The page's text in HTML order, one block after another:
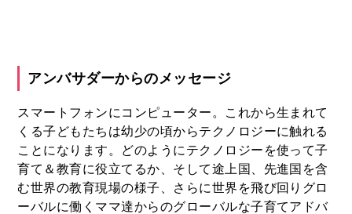
アンバサダーからのメッセージ
スマートフォンにコンピューター。これから生まれて
くる子どもたちは幼少の頃からテクノロジーに触れる
ことになります。どのようにテクノロジーを使って子
育て＆教育に役立てるか、そして途上国、先進国を含
む世界の教育現場の様子、さらに世界を飛び回りグロ
ーバルに働くママ達からのグローバルな子育てアドバ